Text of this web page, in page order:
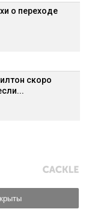
о переходе
скоро